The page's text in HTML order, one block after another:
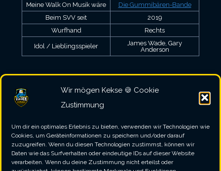
Wir mögen Kekse 🍪 Cookie
Zustimmung
Um dir ein optimales Erlebnis zu bieten, verwenden wir Technologien wie
Cookies, um Geräteinformationen zu speichern und/oder darauf
zuzugreifen. Wenn du diesen Technologien zustimmst, können wir
Daten wie das Surfverhalten oder eindeutige IDs auf dieser Website
verarbeiten. Wenn du deine Zustimmung nicht erteilst oder
Meine Walk On Musik wäre
Die Gummibären-Bande
Beim SVV seit
2019
Wurfhand
Rechts
Idol / Lieblingsspieler
James Wade, Gary
Anderson